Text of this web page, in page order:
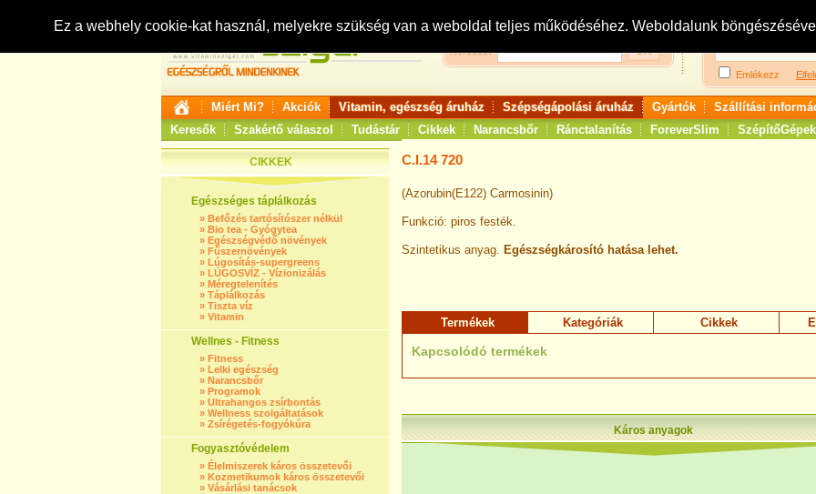
Ez a webhely cookie-kat használ, melyekre szükség van a weboldal teljes működéséhez. Weboldalunk
Keresés:
Bejelentkezés:
Emlékezz
Miért Mi? Akciók Vitamin, egészség áruház Szépségápolási áruház Gyártók
Szállítási
Keresők
Szakértő válaszol Tudástár Cikkek Narancsbőr Ránctalanítás ForeverSlim SzépítőGépek
CIKKEK
Egészséges táplálkozás
» Befőzés tartósítószer nélkül
» Bio tea - Gyógytea
» Egészségvédő növények
» Fűszernövények
» Lúgosítás-supergreens
» LÚGOSVÍZ - Vízionizálás
» Méregtelenítés
» Táplálkozás
» Tiszta víz
» Vitamin
Wellnes - Fitness
» Fitness
» Lelki egészség
» Narancsbőr
» Programok
» Ultrahangos zsírbontás
» Wellness szolgáltatások
» Zsírégetés-fogyókúra
Fogyasztóvédelem
» Élelmiszerek káros összetevői
» Kozmetikumok káros összetevői
» Vásárlási tanácsok
C.I.14 720
(Azorubin(E122) Carmosinin)
Funkció: piros festék.
Szintetikus anyag. Egészségkárosító hatása lehet.
Termékek Kategóriák Cikkek
Kapcsolódó termékek
Káros anyagok